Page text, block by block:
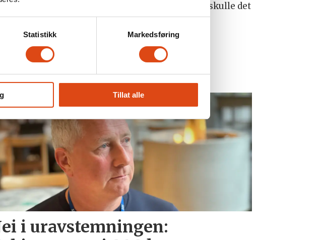
Statistikk Markedsføring
Tillat alle
er klare for å prøve å finne gode løsninger. Og skulle det
MEKLING
i uravstemningen: